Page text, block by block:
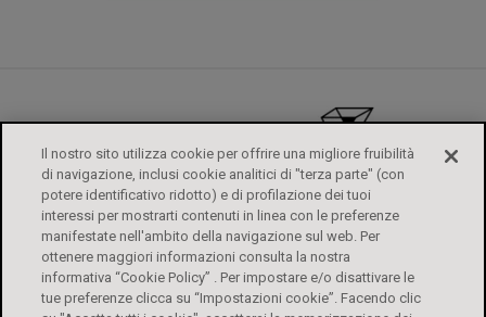
Il nostro sito utilizza cookie per offrire una migliore fruibilità
di navigazione, inclusi cookie analitici di "terza parte" (con
potere identificativo ridotto) e di profilazione dei tuoi
interessi per mostrarti contenuti in linea con le preferenze
manifestate nell'ambito della navigazione sul web. Per
ottenere maggiori informazioni consulta la nostra
informativa “Cookie Policy” . Per impostare e/o disattivare le
tue preferenze clicca su “Impostazioni cookie”. Facendo clic